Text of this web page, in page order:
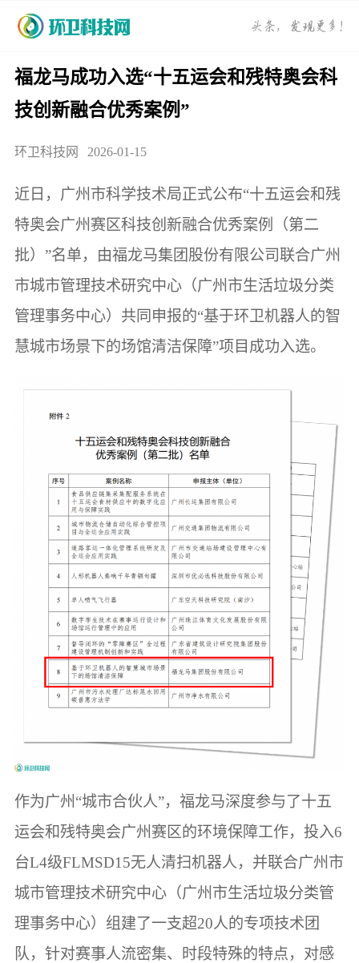
福龙马成功入选“十五运会和残特奥会科
技创新融合优秀案例”
环卫科技网 2026-01-15
近日，广州市科学技术局正式公布“十五运会和残
特奥会广州赛区科技创新融合优秀案例（第二
批）”名单，由福龙马集团股份有限公司联合广州
市城市管理技术研究中心（广州市生活垃圾分类
管理事务中心）共同申报的“基于环卫机器人的智
慧城市场景下的场馆清洁保障”项目成功入选。
作为广州“城市合伙人”，福龙马深度参与了十五
运会和残特奥会广州赛区的环境保障工作，投入6
台L4级FLMSD15无人清扫机器人，并联合广州市
城市管理技术研究中心（广州市生活垃圾分类管
理事务中心）组建了一支超20人的专项技术团
队，针对赛事人流密集、时段特殊的特点，对感